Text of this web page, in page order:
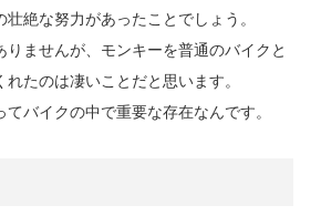
絶な努力があったことでしょう。
りませんが、モンキーを普通のバイクと
たのは凄いことだと思います。
バイクの中で重要な存在なんです。